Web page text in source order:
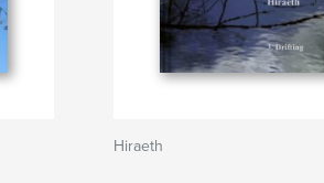
Hiraeth